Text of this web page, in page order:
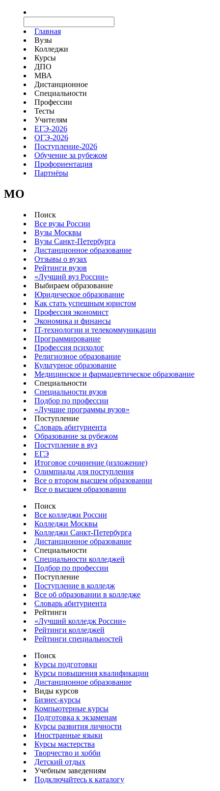
Главная
Вузы
Колледжи
Курсы
ДПО
МВА
Дистанционное
Специальности
Профессии
Тесты
Учителям
ЕГЭ-2026
ОГЭ-2026
Поступление-2026
Обучение за рубежом
Профориентация
Партнёры
MO
Поиск
Все вузы России
Вузы Москвы
Вузы Санкт-Петербурга
Дистанционное образование
Отзывы о вузах
Рейтинги вузов
«Лучший вуз России»
Выбираем образование
Юридическое образование
Как стать успешным юристом
Профессия экономист
Экономика и финансы
IT-технологии и телекоммуникации
Программирование
Профессия психолог
Религиозное образование
Культурное образование
Медицинское и фармацевтическое образование
Специальности
Специальности вузов
Подбор по профессии
«Лучшие программы вузов»
Поступление
Словарь абитуриента
Образование за рубежом
Поступление в вуз
ЕГЭ
Итоговое сочинение (изложение)
Олимпиады для поступления
Все о втором высшем образовании
Все о высшем образовании
Поиск
Все колледжи России
Колледжи Москвы
Колледжи Санкт-Петербурга
Дистанционное образование
Специальности
Специальности колледжей
Подбор по профессии
Поступление
Поступление в колледж
Все об образовании в колледже
Словарь абитуриента
Рейтинги
«Лучший колледж России»
Рейтинги колледжей
Рейтинги специальностей
Поиск
Курсы подготовки
Курсы повышения квалификации
Дистанционное образование
Виды курсов
Бизнес-курсы
Компьютерные курсы
Подготовка к экзаменам
Курсы развития личности
Иностранные языки
Курсы мастерства
Творчество и хобби
Детский отдых
Учебным заведениям
Подключайтесь к каталогу